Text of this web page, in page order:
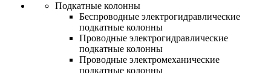
Подкатные колонны
Беспроводные электрогидравлические
подкатные колонны
Проводные электрогидравлические
подкатные колонны
Проводные электромеханические
подкатные колонны